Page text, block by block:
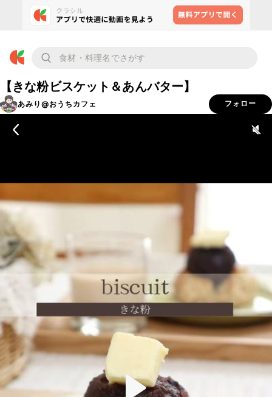
【きな粉ビスケット＆あんバター】
あみり@おうちカフェ フォロー